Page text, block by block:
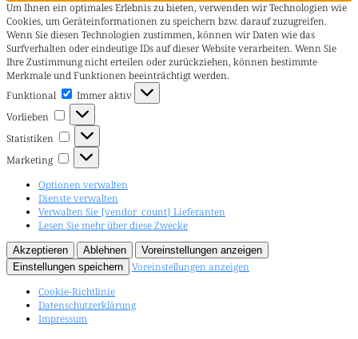
Um Ihnen ein optimales Erlebnis zu bieten, verwenden wir Technologien wie
Cookies, um Geräteinformationen zu speichern bzw. darauf zuzugreifen.
Wenn Sie diesen Technologien zustimmen, können wir Daten wie das
Surfverhalten oder eindeutige IDs auf dieser Website verarbeiten. Wenn Sie
Ihre Zustimmung nicht erteilen oder zurückziehen, können bestimmte
Merkmale und Funktionen beeinträchtigt werden.
Funktional
Funktional
Immer aktiv
Vorlieben
Vorlieben
Statistiken
Statistiken
Marketing
Marketing
Optionen verwalten
Dienste verwalten
Verwalten Sie {vendor_count} Lieferanten
Lesen Sie mehr über diese Zwecke
Akzeptieren Ablehnen
Voreinstellungen anzeigen
Einstellungen speichern
Voreinstellungen anzeigen
Cookie-Richtlinie
Datenschutzerklärung
Impressum